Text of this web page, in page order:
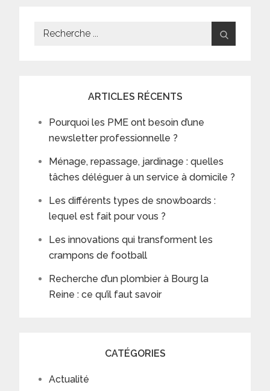
Search
ARTICLES RÉCENTS
Pourquoi les PME ont besoin d’une
newsletter professionnelle ?
Ménage, repassage, jardinage : quelles
tâches déléguer à un service à domicile ?
Les différents types de snowboards :
lequel est fait pour vous ?
Les innovations qui transforment les
crampons de football
Recherche d’un plombier à Bourg la
Reine : ce qu’il faut savoir
CATÉGORIES
Actualité